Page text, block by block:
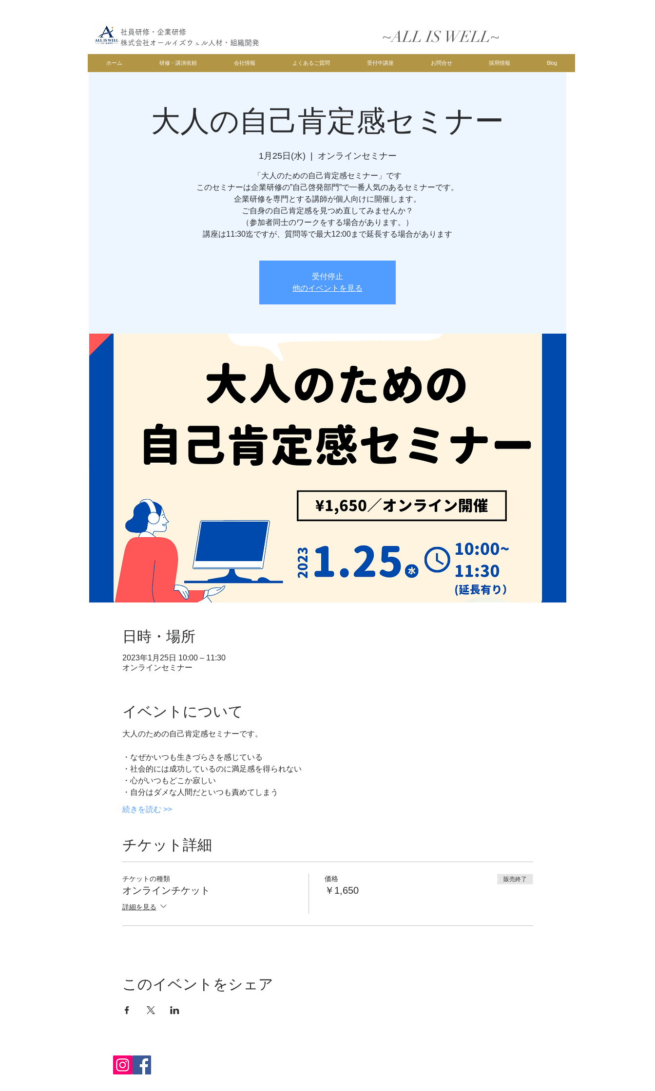
社員研修・企業研修
株式会社オールイズウェル人材・組織開発
~ALL IS WELL~
ホーム 研修・講演依頼 会社情報 よくあるご質問 受付中講座 お問合せ 採用情報 Blog
大人の自己肯定感セミナー
1月25日(水) オンラインセミナー
「大人のための自己肯定感セミナー」です
このセミナーは企業研修の”自己啓発部門”で一番人気のあるセミナーです。
企業研修を専門とする講師が個人向けに開催します。
ご自身の自己肯定感を見つめ直してみませんか？
（参加者同士のワークをする場合があります。）
受付停止
他のイベントを見る
日時・場所
2023年1月25日 10:00 – 11:30
オンラインセミナー
イベントについて
大人のための自己肯定感セミナーです。
・なぜかいつも生きづらさを感じている
・社会的には成功しているのに満足感を得られない
・心がいつもどこか寂しい
・自分はダメな人間だといつも責めてしまう
続きを読む >>
チケット詳細
チケットの種類
オンラインチケット
詳細を見る
価格
￥1,650
販売終了
このイベントをシェア